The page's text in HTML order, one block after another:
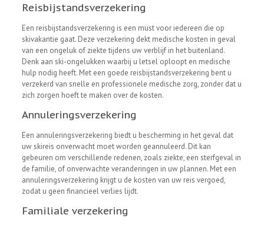
Reisbijstandsverzekering
Een reisbijstandsverzekering is een must voor iedereen die op
skivakantie gaat. Deze verzekering dekt medische kosten in geval
van een ongeluk of ziekte tijdens uw verblijf in het buitenland.
Denk aan ski-ongelukken waarbij u letsel oploopt en medische
hulp nodig heeft. Met een goede reisbijstandsverzekering bent u
verzekerd van snelle en professionele medische zorg, zonder dat u
zich zorgen hoeft te maken over de kosten.
Annuleringsverzekering
Een annuleringsverzekering biedt u bescherming in het geval dat
uw skireis onverwacht moet worden geannuleerd. Dit kan
gebeuren om verschillende redenen, zoals ziekte, een sterfgeval in
de familie, of onverwachte veranderingen in uw plannen. Met een
annuleringsverzekering krijgt u de kosten van uw reis vergoed,
zodat u geen financieel verlies lijdt.
Familiale verzekering